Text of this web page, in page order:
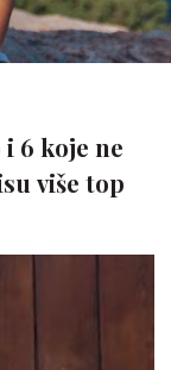
6 koje ne
više top